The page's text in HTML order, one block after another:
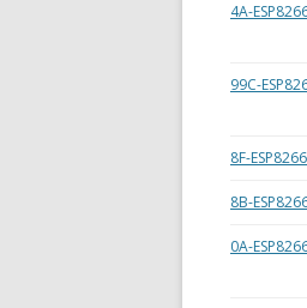
4A-
99C-
8F-
8B-
0A-